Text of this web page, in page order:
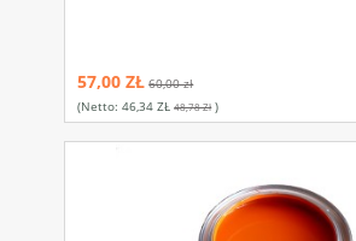
57,00 ZŁ 60,00 zł
(netto:46,34 ZŁ 48,78 Zł)